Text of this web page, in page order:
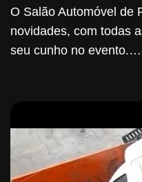
O Salão Automóvel de
novidades, com todas
seu cunho no evento.…